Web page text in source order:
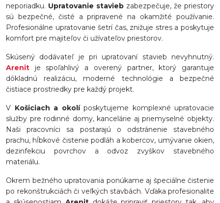
neporiadku. Upratovanie stavieb zabezpečuje, že priestory
sú bezpečné, čisté a pripravené na okamžité používanie.
Profesionálne upratovanie šetrí čas, znižuje stres a poskytuje
komfort pre majiteľov či užívateľov priestorov.
Skúsený dodávateľ je pri upratovaní stavieb nevyhnutný.
Arenit
je spoľahlivý a overený partner, ktorý garantuje
dôkladnú realizáciu, moderné technológie a bezpečné
čistiace prostriedky pre každý projekt.
V Košiciach a okolíposkytujeme komplexné upratovacie
služby pre rodinné domy, kancelárie aj priemyselné objekty.
Naši pracovníci sa postarajú o odstránenie stavebného
prachu, hĺbkové čistenie podláh a kobercov, umývanie okien,
dezinfekciu povrchov a odvoz zvyškov stavebného
materiálu.
Okrem bežného upratovania ponúkame aj špeciálne čistenie
po rekonštrukciách či veľkých stavbách. Vďaka profesionalite